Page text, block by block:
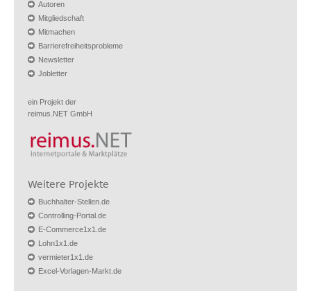
Autoren
Mitgliedschaft
Mitmachen
Barrierefreiheitsprobleme
Newsletter
Jobletter
ein Projekt der
reimus.NET GmbH
Weitere Projekte
Buchhalter-Stellen.de
Controlling-Portal.de
E-Commerce1x1.de
Lohn1x1.de
vermieter1x1.de
Excel-Vorlagen-Markt.de